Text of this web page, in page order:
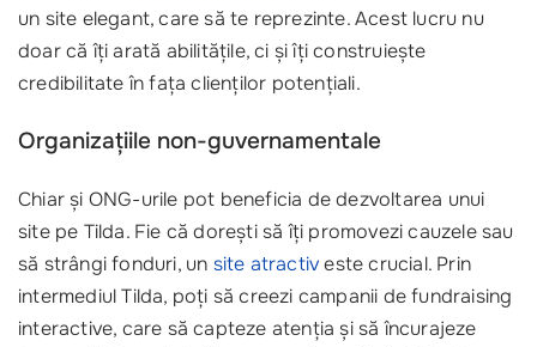
un site elegant, care să te reprezinte. Acest lucru nu
doar că îți arată abilitățile, ci și îți construiește
credibilitate în fața clienților potențiali.
Organizațiile non-guvernamentale
Chiar și ONG-urile pot beneficia de dezvoltarea unui
site pe Tilda. Fie că dorești să îți promovezi cauzele sau
să strângi fonduri, un site atractiveste crucial. Prin
intermediul Tilda, poți să creezi campanii de fundraising
interactive, care să capteze atenția și să încurajeze